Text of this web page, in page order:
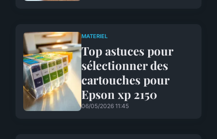
MATERIEL
Top astuces pour
sélectionner des
cartouches pour
Epson xp 2150
06/05/2026 11:45